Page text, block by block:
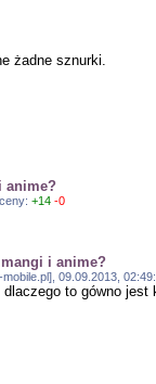
żadne sznurki.
anime?
+14 -0
i anime?
09.09.2013,
to gówno jest